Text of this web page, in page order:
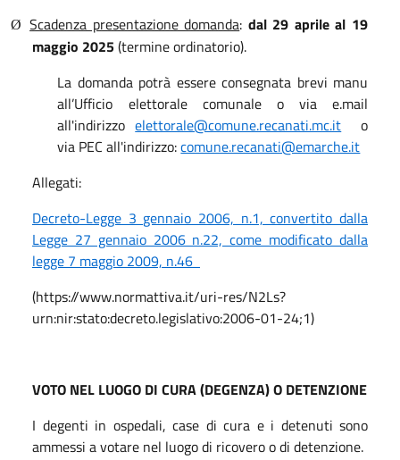
Ø Scadenza presentazione domanda: dal 29 aprile al 19
maggio 2025(termine ordinatorio).
La domanda potrà essere consegnata brevi manu
all’Ufficio elettorale comunale o via e.mail
all'indirizzoelettorale@comune.recanati.mc.it o
via PEC all'indirizzo:comune.recanati@emarche.it
Allegati:
Decreto-Legge 3 gennaio 2006, n.1, convertito dalla
Legge 27 gennaio 2006 n.22, come modificato dalla
legge 7 maggio 2009, n.46
(https://www.normattiva.it/uri-res/N2Ls?
urn:nir:stato:decreto.legislativo:2006-01-24;1)
VOTO NEL LUOGO DI CURA (DEGENZA) O DETENZIONE
I degenti in ospedali, case di cura e i detenuti sono
ammessi a votare nel luogo di ricovero o di detenzione.